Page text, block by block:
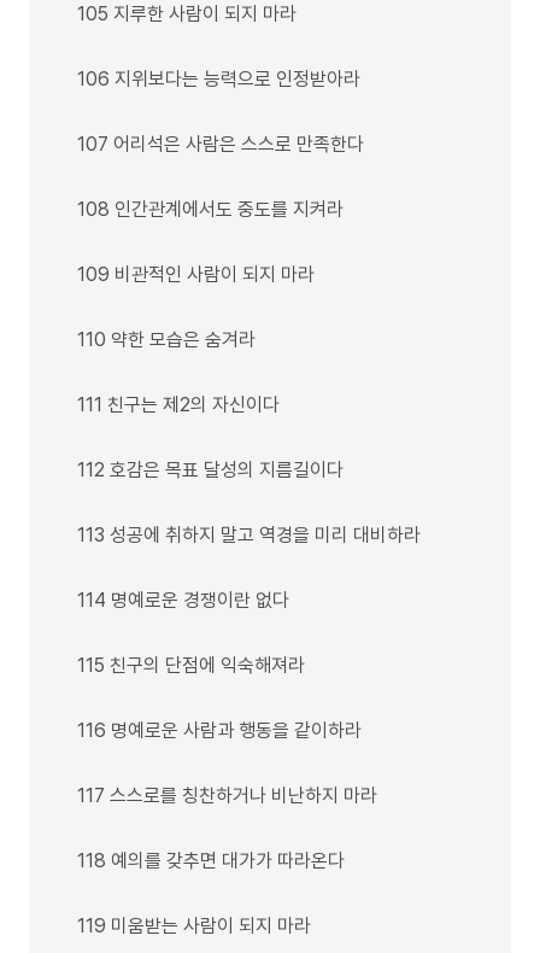
105 지루한 사람이 되지 마라
106 지위보다는 능력으로 인정받아라
107 어리석은 사람은 스스로 만족한다
108 인간관계에서도 중도를 지켜라
109 비관적인 사람이 되지 마라
110 약한 모습은 숨겨라
111 친구는 제2의 자신이다
112 호감은 목표 달성의 지름길이다
113 성공에 취하지 말고 역경을 미리 대비하라
114 명예로운 경쟁이란 없다
115 친구의 단점에 익숙해져라
116 명예로운 사람과 행동을 같이하라
117 스스로를 칭찬하거나 비난하지 마라
118 예의를 갖추면 대가가 따라온다
119 미움받는 사람이 되지 마라